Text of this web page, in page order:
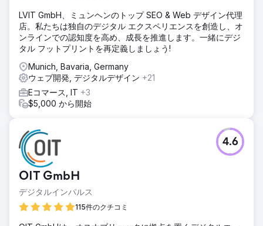
LVIT GmbH、ミュンヘンのトップ SEO & Web デザイン代理
店。私たちは独自のデジタル エクスペリエンスを創造し、オ
ンラインでの認知度を高め、成長を推進します。一緒にデジ
タル フットプリントを再定義しましょう!
Munich, Bavaria, Germany
ウェブ開発, デジタルデザイン +21
Eコマース, IT +3
$5,000 から開始
OIT GmbH
デジタルインパルス
115件のクチコミ
4.6